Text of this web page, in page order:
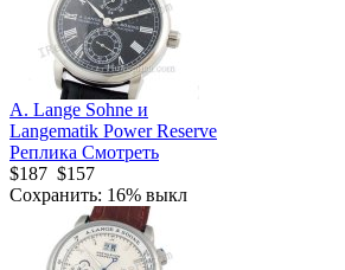
A. Lange Sohne и
Langematik Power Reserve
Реплика Смотреть
$187 $157
Сохранить: 16% выкл